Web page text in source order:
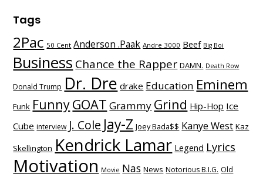
Tags
2Pac 50 Cent Anderson .Paak Andre 3000 Beef Big Boi
Business Chance the Rapper DAMN. Death Row
Donald Trump Dr. Dre drake Education Eminem
Funk FunnyGOAT Grammy Grind Hip-Hop Ice
Cube interview J. Cole Jay-Z Joey Bada$$ Kanye West Kaz
Skellington Kendrick Lamar Legend Lyrics
Motivation Movie Nas News Notorious B.I.G. Old